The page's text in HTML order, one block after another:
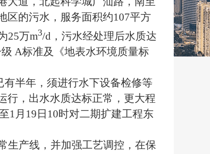
区的污水，服务面积约107平方
25万m3/d，污水经处理后水质达
A标准及《地表水环境质量标
半年，须进行水下设备检修等
行，出水水质达标正常，更大程
1月19日10时对二期扩建工程东
生产线，并加强工艺调控，在保